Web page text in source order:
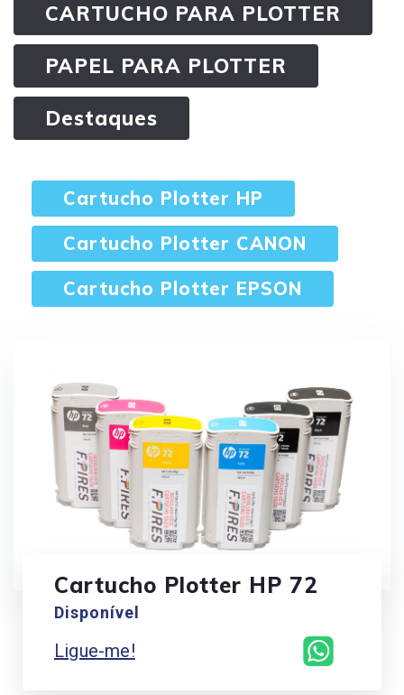
CARTUCHO PARA PLOTTER
PAPEL PARA PLOTTER
Destaques
Cartucho Plotter HP
Cartucho Plotter CANON
Cartucho Plotter EPSON
Cartucho Plotter HP 72
Disponível
Ligue-me!